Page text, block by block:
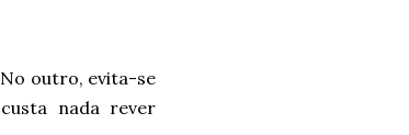
No outro, evita-se
nada rever